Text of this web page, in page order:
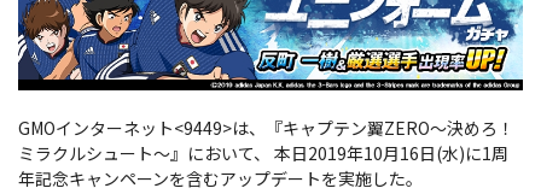
GMOインターネット<9449>は、『キャプテン翼ZERO～決めろ！
ミラクルシュート～』において、 本日2019年10月16日(水)に1周
年記念キャンペーンを含むアップデートを実施した。